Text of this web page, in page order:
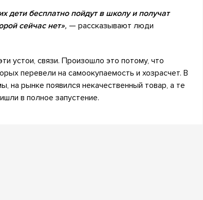
дети бесплатно пойдут в школу и получат
сейчас нет», — рассказывают люди
устои, связи. Произошло это потому, что
перевели на самоокупаемость и хозрасчет. В
на рынке появился некачественный товар, а те
в полное запустение.